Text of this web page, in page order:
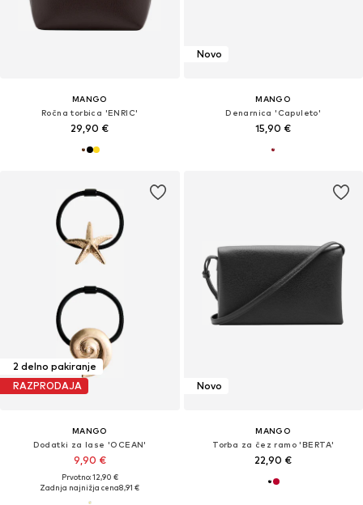
MANGO
Ročna torbica 'ENRIC'
29,90 €
Novo
MANGO
Denarnica 'Capuleto'
15,90 €
2 delno pakiranje
RAZPRODAJA
MANGO
Dodatki za lase 'OCEAN'
9,90 €
Prvotno: 12,90 €
Zadnja najnižja cena8,91 €
Novo
MANGO
Torba za čez ramo 'BERTA'
22,90 €